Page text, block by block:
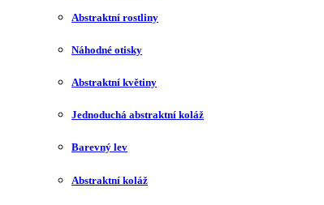
Abstraktní rostliny
Náhodné otisky
Abstraktní květiny
Jednoduchá abstraktní koláž
Barevný lev
Abstraktní koláž